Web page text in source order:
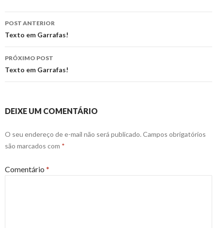
Navegação
de
posts
POST ANTERIOR
Texto em Garrafas!
PRÓXIMO POST
Texto em Garrafas!
DEIXE UM COMENTÁRIO
O seu endereço de e-mail não será publicado. Campos obrigatórios
são marcados com *
Comentário *